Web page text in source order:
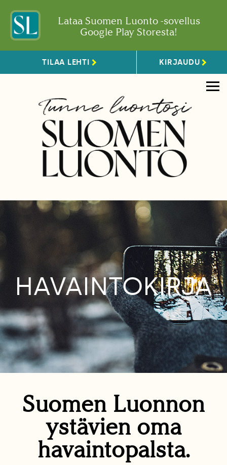
Lataa Suomen Luonto -sovellus
Google Play Storesta!
TILAA LEHTI KIRJAUDU
HAVAINTOKIRJA
Suomen Luonnon
ystävien oma
havaintopalsta.